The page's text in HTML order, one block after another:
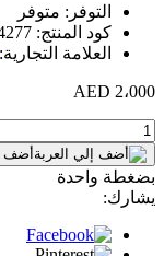
التوفر: متوفر
كود المنتج: 44277
العلامة التجارية:
2،000 AED
أضف
بضغطة واحدة
يشارك: